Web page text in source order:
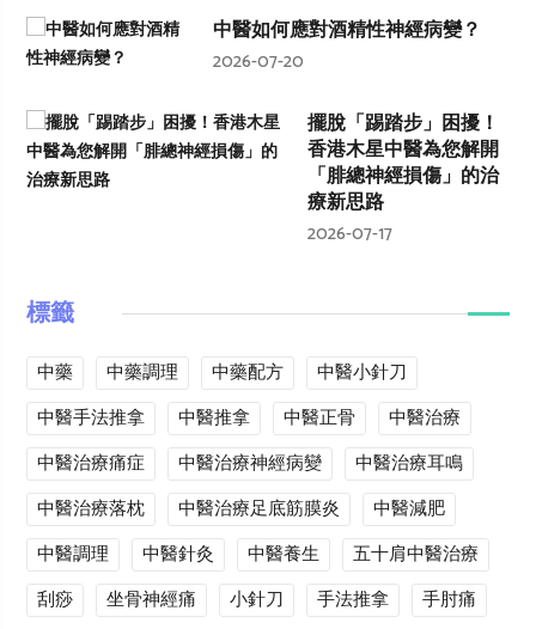
中醫如何應對酒精性神經病變？
2026-07-20
擺脫「踢踏步」困擾！
香港木星中醫為您解開
「腓總神經損傷」的治
療新思路
2026-07-17
標籤
中藥 中藥調理 中藥配方
中醫小針刀
中醫手法推拿
中醫推拿 中醫正骨
中醫治療
中醫治療痛症
中醫治療神經病變
中醫治療耳鳴
中醫治療落枕
中醫治療足底筋膜炎
中醫減肥
中醫調理
中醫針灸 中醫養生
五十肩中醫治療
刮痧
坐骨神經痛 小針刀 手法推拿
手肘痛